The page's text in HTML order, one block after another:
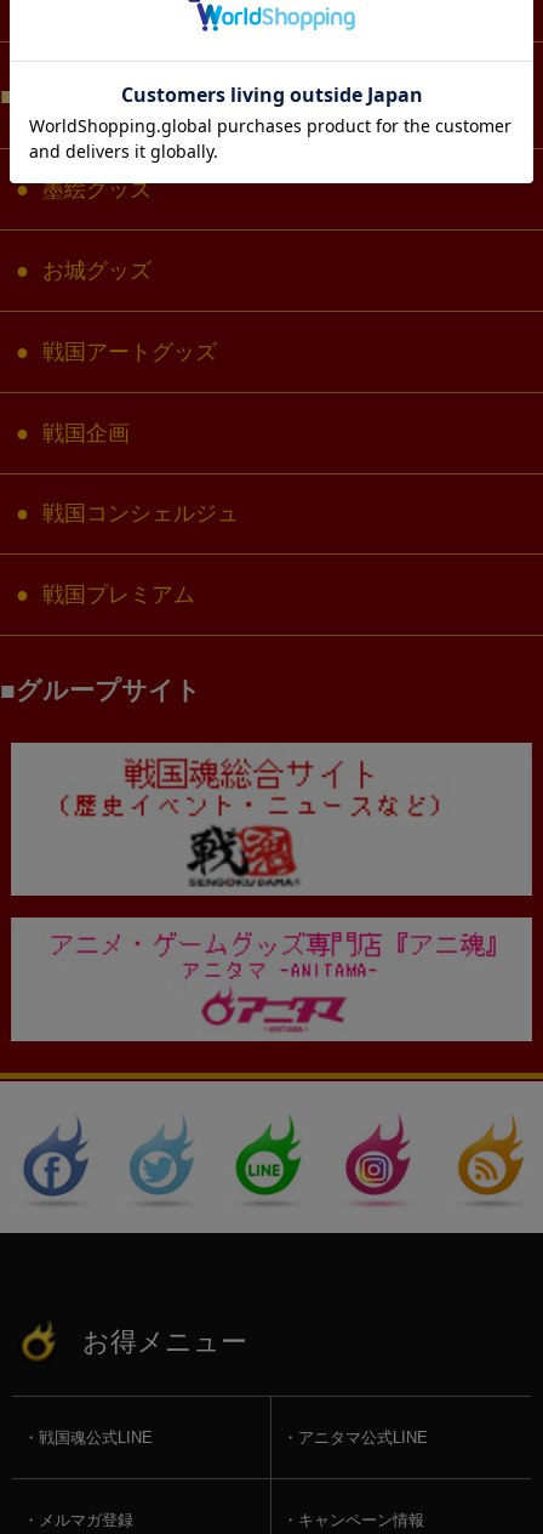
目的で選ぶ
墨絵グッズ
お城グッズ
戦国アートグッズ
戦国企画
戦国コンシェルジュ
戦国プレミアム
グループサイト
お得メニュー
戦国魂公式LINE アニタマ公式LINE
メルマガ登録 キャンペーン情報